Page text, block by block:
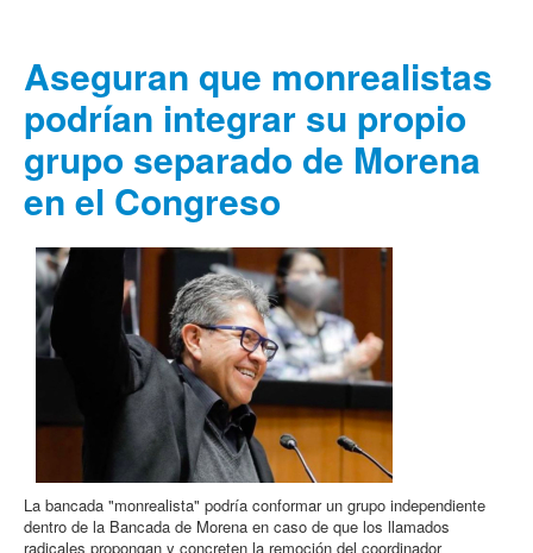
Aseguran que monrealistas
podrían integrar su propio
grupo separado de Morena
en el Congreso
La bancada "monrealista" podría conformar un grupo independiente
dentro de la Bancada de Morena en caso de que los llamados
radicales propongan y concreten la remoción del coordinador